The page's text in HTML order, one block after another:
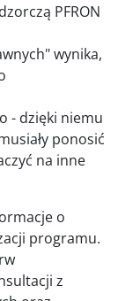
PFRON
wynika,
- dzięki niemu
ponosić
na inne
o
programu.
z